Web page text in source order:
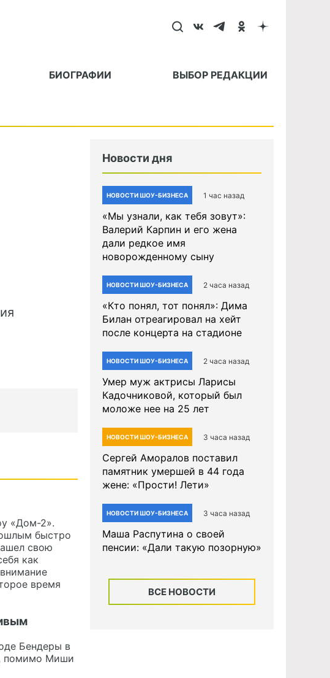
БИОГРАФИИ ВЫБОР РЕДАКЦИИ
«Дом-2».
быстро
свою
как
время
Бендеры в
помимо Миши
Новости дня
НОВОСТИ ШОУ-БИЗНЕСА 1 час назад
«Мы узнали, как тебя зовут»:
Валерий Карпин и его жена
дали редкое имя
новорожденному сыну
НОВОСТИ ШОУ-БИЗНЕСА 2 часа назад
«Кто понял, тот понял»: Дима
Билан отреагировал на хейт
после концерта на стадионе
НОВОСТИ ШОУ-БИЗНЕСА 2 часа назад
Умер муж актрисы Ларисы
Кадочниковой, который был
моложе нее на 25 лет
НОВОСТИ ШОУ-БИЗНЕСА 3 часа назад
Сергей Аморалов поставил
памятник умершей в 44 года
жене: «Прости! Лети»
НОВОСТИ ШОУ-БИЗНЕСА 3 часа назад
Маша Распутина о своей
пенсии: «Дали такую позорную»
ВСЕ НОВОСТИ